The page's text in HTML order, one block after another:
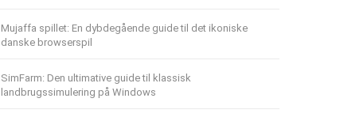
Mujaffa spillet: En dybdegående guide til det ikoniske
danske browserspil
SimFarm: Den ultimative guide til klassisk
landbrugssimulering på Windows